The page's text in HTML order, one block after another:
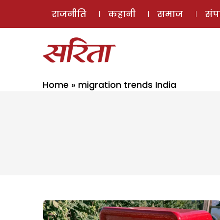
राजनीति कहानी समाज
Home » migration trends India